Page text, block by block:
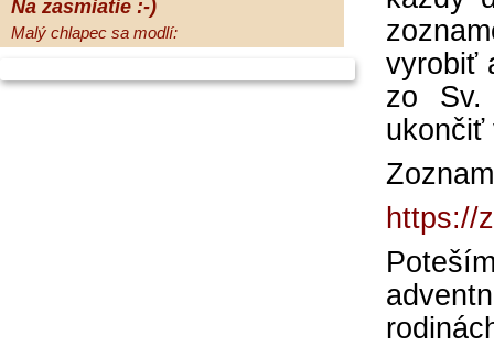
Na zasmiatie :-)
Malý chlapec sa modlí:
mamičku a prosím aj za Teba, Pane Bože,
vyrobiť
zo Sv.
ukončiť
https://